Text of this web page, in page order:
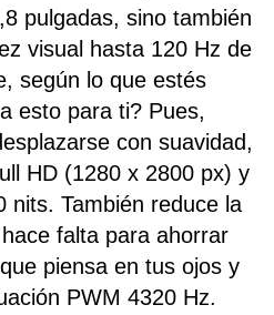
pulgadas, sino también
visual hasta 120 Hz de
según lo que estés
esto para ti? Pues,
con suavidad,
HD (1280 x 2800 px) y
nits. También reduce la
falta para ahorrar
piensa en tus ojos y
PWM 4320 Hz.